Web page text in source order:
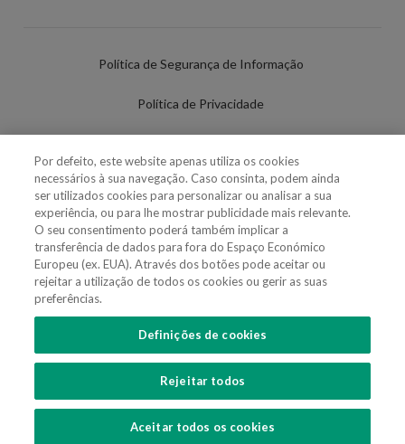
Política de Segurança de Informação
Política de Privacidade
Política de Cookies
Definições de cookies
Uso Fraudulento Nome/Marca
SIGA-NOS
Advogados e Consultores, SP RL. Todos os direitos reservados.
Created by
.
Por defeito, este website apenas utiliza os cookies
necessários à sua navegação. Caso consinta, podem ainda
ser utilizados cookies para personalizar ou analisar a sua
experiência, ou para lhe mostrar publicidade mais relevante.
O seu consentimento poderá também implicar a
transferência de dados para fora do Espaço Económico
Europeu (ex. EUA). Através dos botões pode aceitar ou
rejeitar a utilização de todos os cookies ou gerir as suas
preferências.
Definições de cookies
Rejeitar todos
Aceitar todos os cookies